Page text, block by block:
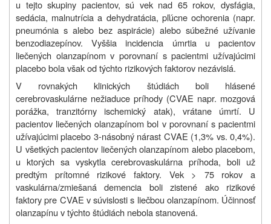
u tejto skupiny pacientov, sú vek nad 65 rokov, dysfágia,
sedácia, malnutrícia a dehydratácia, pľúcne ochorenia (napr.
pneumónia s alebo bez aspirácie) alebo súbežné užívanie
benzodiazepínov. Vyššia incidencia úmrtia u pacientov
liečených olanzapínom v porovnaní s pacientmi užívajúcimi
placebo bola však od týchto rizikových faktorov nezávislá.
V rovnakých klinických štúdiách boli hlásené
cerebrovaskulárne nežiaduce príhody (CVAE napr. mozgová
porážka, tranzitórny ischemický atak), vrátane úmrtí. U
pacientov liečených olanzapínom bol v porovnaní s pacientmi
užívajúcimi placebo 3-násobný nárast CVAE (1,3% vs. 0,4%).
U všetkých pacientov liečených olanzapínom alebo placebom,
u ktorých sa vyskytla cerebrovaskulárna príhoda, boli už
predtým prítomné rizikové faktory. Vek > 75 rokov a
vaskulárna/zmiešaná demencia boli zistené ako rizikové
faktory pre CVAE v súvislosti s liečbou olanzapínom. Účinnosť
olanzapínu v týchto štúdiách nebola stanovená.